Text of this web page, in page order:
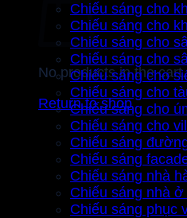
No products in the cart.
Return to shop
Chiếu sáng cho
Chiếu sáng cho
Chiếu sáng cho
Chiếu sáng cho
Chiếu sáng cho
Chiếu sáng cho
Chiếu sáng cho
Chiếu sáng cho
Chiếu sáng
Chiếu sáng
Chiếu sáng nhà
Chiếu sáng nhà ở
Chiếu sáng phục